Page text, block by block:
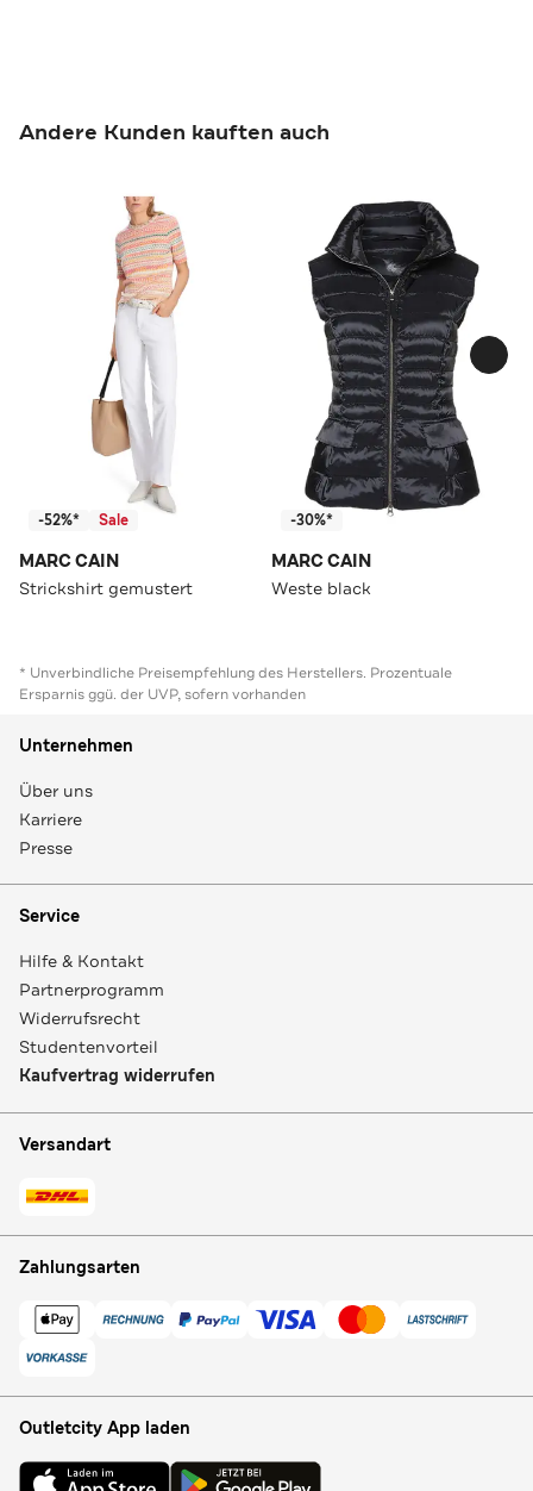
Andere Kunden kauften auch
-52%* Sale
MARC CAIN
Strickshirt gemustert
-30%*
MARC CAIN
Weste black
* Unverbindliche Preisempfehlung des Herstellers. Prozentuale
Ersparnis ggü. der UVP, sofern vorhanden
Unternehmen
Über uns
Karriere
Presse
Service
Hilfe & Kontakt
Partnerprogramm
Widerrufsrecht
Studentenvorteil
Kaufvertrag widerrufen
Versandart
Zahlungsarten
Outletcity App laden